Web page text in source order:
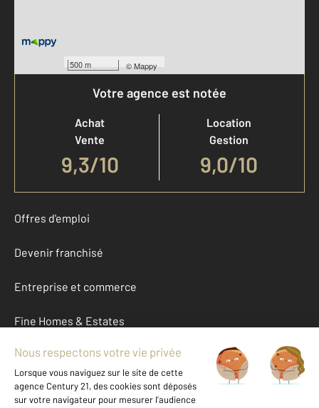
500 m ©Mappy
Votre agence est notée
Achat
Vente
9,3/10
Location
Gestion
9,0/10
Offres d'emploi
Devenir franchisé
Entreprise et commerce
Fine Homes & Estates
À propos
International